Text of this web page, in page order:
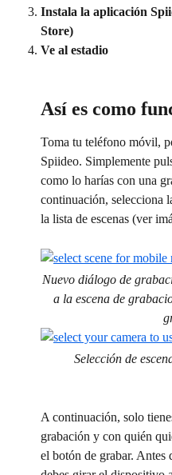
Instala la aplicación
Store)
Ve al estadio
Así es como
Toma tu teléfono móvil,
Spiideo. Simplemente
como lo harías con una
continuación, selecciona
la lista de escenas (ver
Nuevo diálogo de
a la escena de
Selección de
A continuación, solo
grabación y con quién
el botón de grabar. Antes